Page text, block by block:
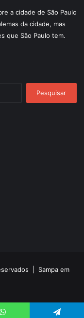
a cidade de São Paulo
da cidade, mas
que São Paulo tem.
| Sampa em